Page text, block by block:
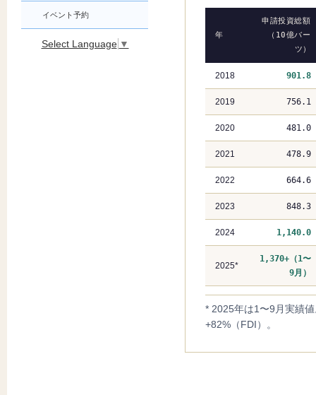
年
申請投資総額
（10億バー
ツ）
2018 901.8
2019 756.1
2020 481.0
2021 478.9
2022 664.6
2023 848.3
2024 1,140.0
2025*
1,370+（1〜
9月）
* 2025年は1〜9月実績
+82%（FDI）。
イベント予約
Select Language ▼